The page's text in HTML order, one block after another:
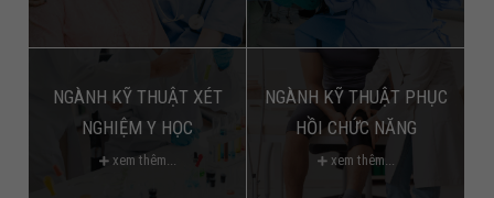
NGÀNH KỸ THUẬT XÉT
NGHIỆM Y HỌC
xem thêm...
NGÀNH KỸ THUẬT PHỤC
HỒI CHỨC NĂNG
xem thêm...